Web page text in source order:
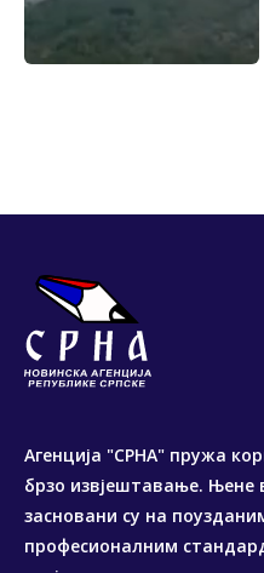
Агенција "СРНА" пружа
брзо извјештавање. Њене
засновани су на
професионалним